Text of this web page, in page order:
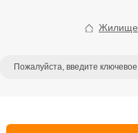
Жилище